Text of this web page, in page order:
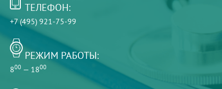
ТЕЛЕФОН:
+7 (495) 921-75-99
РЕЖИМ РАБОТЫ:
800 — 1800